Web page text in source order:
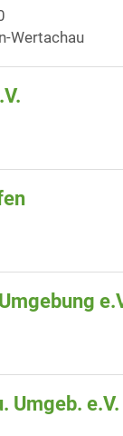
Wertachau
Umgeb. e.V.